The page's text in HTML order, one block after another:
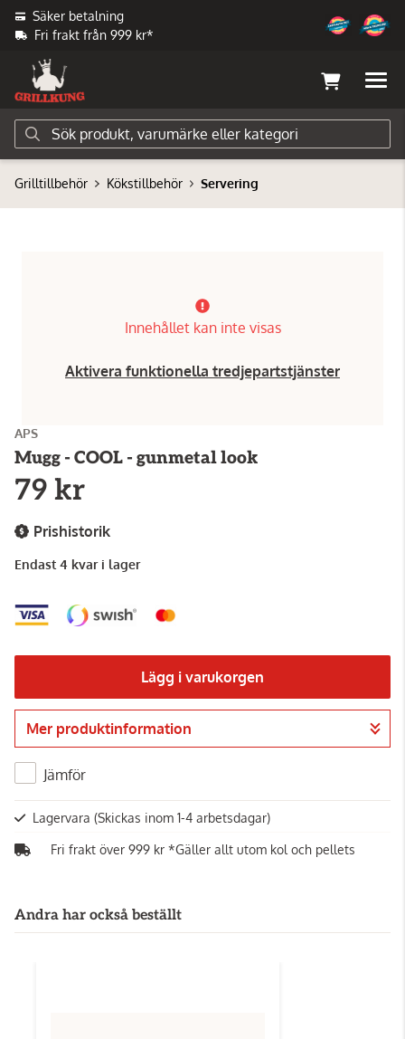
Säker betalning
Fri frakt från 999 kr*
Grilltillbehör Kökstillbehör Servering
Innehållet kan inte visas
Aktivera funktionella tredjepartstjänster
APS
Mugg - COOL - gunmetal look
79 kr
Prishistorik
Endast 4 kvar i lager
Lägg i varukorgen
Gå till kassan
Mer produktinformation
Jämför
Lagervara (Skickas inom 1-4 arbetsdagar)
Fri frakt över 999 kr *Gäller allt utom kol och pellets
Andra har också beställt